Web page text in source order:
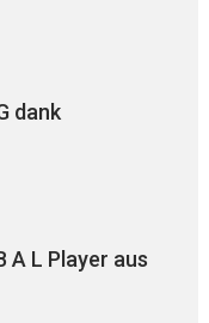
dank
A L Player aus